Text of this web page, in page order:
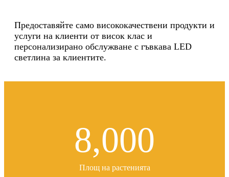
Предоставяйте само висококачествени продукти и
услуги на клиенти от висок клас и
персонализирано обслужване с гъвкава LED
светлина за клиентите.
8,000
Площ на растенията